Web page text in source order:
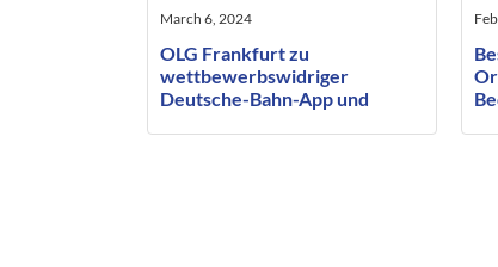
March 6, 2024
OLG Frankfurt zu
wettbewerbswidriger
Deutsche-Bahn-App und